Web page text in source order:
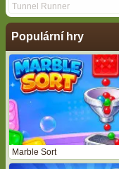
Tunnel Runner
Populární hry
Marble Sort